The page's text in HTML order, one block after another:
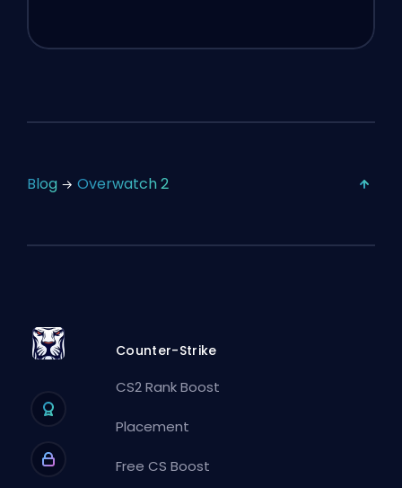
Blog Overwatch 2
Counter-Strike
CS2 Rank Boost
Placement
Free CS Boost